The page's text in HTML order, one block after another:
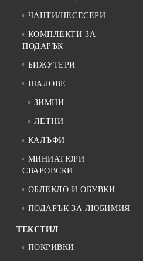
ЧАНТИ/НЕСЕСЕРИ
КОМПЛЕКТИ ЗА
ПОДАРЪК
БИЖУТЕРИ
ШАЛОВЕ
ЗИМНИ
ЛЕТНИ
КАЛЪФИ
МИНИАТЮРИ
СВАРОВСКИ
ОБЛЕКЛО И ОБУВКИ
ПОДАРЪК ЗА ЛЮБИМИЯ
ТЕКСТИЛ
ПОКРИВКИ